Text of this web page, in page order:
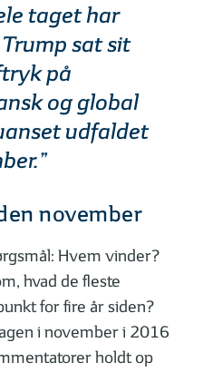
taget har
sat sit
på
og global
udfaldet
november
Hvem vinder?
hvad de fleste
for fire år siden?
i november i 2016
holdt op